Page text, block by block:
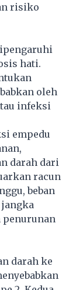
risiko
hati.
oleh
infeksi
empedu
darah dari
racun
beban
penurunan
darah ke